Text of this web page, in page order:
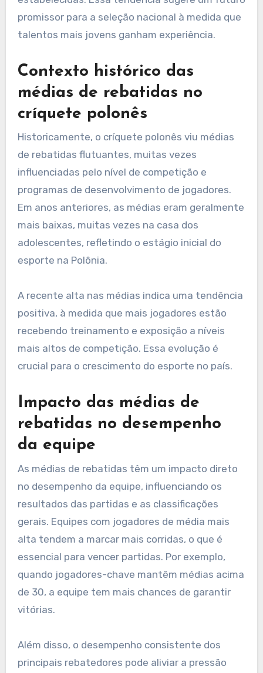
promissor para a seleção nacional à medida que
talentos mais jovens ganham experiência.
Contexto histórico das
médias de rebatidas no
críquete polonês
Historicamente, o críquete polonês viu médias
de rebatidas flutuantes, muitas vezes
influenciadas pelo nível de competição e
programas de desenvolvimento de jogadores.
Em anos anteriores, as médias eram geralmente
mais baixas, muitas vezes na casa dos
adolescentes, refletindo o estágio inicial do
esporte na Polônia.
A recente alta nas médias indica uma tendência
positiva, à medida que mais jogadores estão
recebendo treinamento e exposição a níveis
mais altos de competição. Essa evolução é
crucial para o crescimento do esporte no país.
Impacto das médias de
rebatidas no desempenho
da equipe
As médias de rebatidas têm um impacto direto
no desempenho da equipe, influenciando os
resultados das partidas e as classificações
gerais. Equipes com jogadores de média mais
alta tendem a marcar mais corridas, o que é
essencial para vencer partidas. Por exemplo,
quando jogadores-chave mantêm médias acima
de 30, a equipe tem mais chances de garantir
vitórias.
Além disso, o desempenho consistente dos
principais rebatedores pode aliviar a pressão